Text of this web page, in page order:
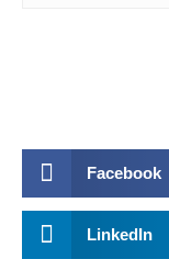
Facebook
LinkedIn